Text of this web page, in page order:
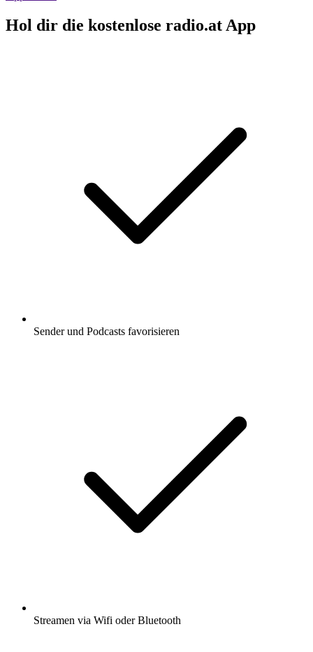
Hol dir die kostenlose radio.at App
Sender und Podcasts favorisieren
Streamen via Wifi oder Bluetooth